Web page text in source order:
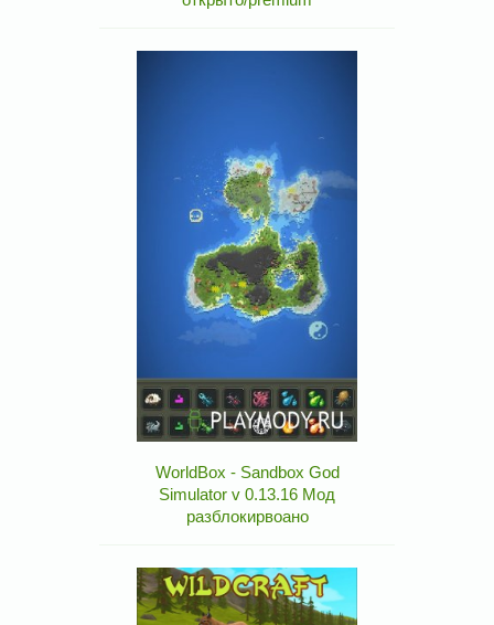
WorldBox - Sandbox God
Simulator v 0.13.16 Мод
разблокирвоано